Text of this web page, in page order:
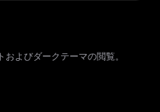
よびダークテーマの閲覧。